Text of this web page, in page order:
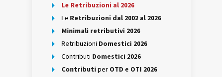
Le Retribuzioni al 2026
Le Retribuzioni dal 2002 al 2026
Minimali retributivi 2026
Retribuzioni Domestici 2026
Contributi Domestici 2026
Contributi per OTD e OTI 2026